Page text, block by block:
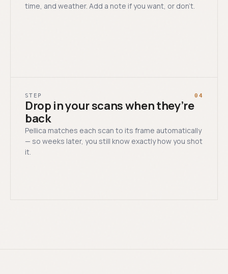
time, and weather. Add a note if you want, or don’t.
STEP 04
Drop in your scans when they’re
back
Pellica matches each scan to its frame automatically
— so weeks later, you still know exactly how you shot
it.